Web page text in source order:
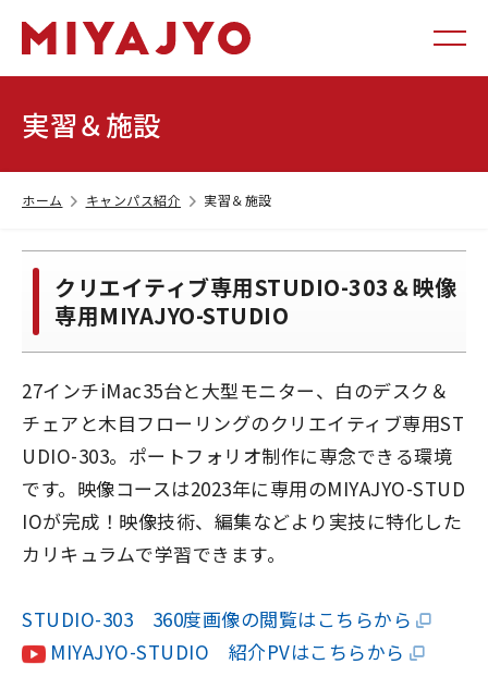
実習＆施設
ホーム キャンパス紹介 実習＆施設
クリエイティブ専用STUDIO-303＆映像
専用MIYAJYO-STUDIO
27インチiMac35台と大型モニター、白のデスク＆
チェアと木目フローリングのクリエイティブ専用ST
UDIO-303。ポートフォリオ制作に専念できる環境
です。映像コースは2023年に専用のMIYAJYO-STUD
IOが完成！映像技術、編集などより実技に特化した
カリキュラムで学習できます。
STUDIO-303 360度画像の閲覧はこちらから
MIYAJYO-STUDIO 紹介PVはこちらから